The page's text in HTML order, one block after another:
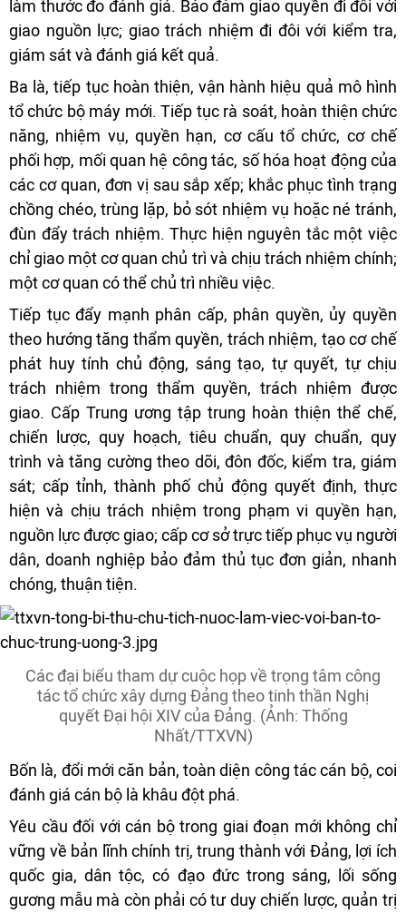
làm thước đo đánh giá. Bảo đảm giao quyền đi đôi với
giao nguồn lực; giao trách nhiệm đi đôi với kiểm tra,
giám sát và đánh giá kết quả.
Ba là, tiếp tục hoàn thiện, vận hành hiệu quả mô hình
tổ chức bộ máy mới. Tiếp tục rà soát, hoàn thiện chức
năng, nhiệm vụ, quyền hạn, cơ cấu tổ chức, cơ chế
phối hợp, mối quan hệ công tác, số hóa hoạt động của
các cơ quan, đơn vị sau sắp xếp; khắc phục tình trạng
chồng chéo, trùng lặp, bỏ sót nhiệm vụ hoặc né tránh,
đùn đẩy trách nhiệm. Thực hiện nguyên tắc một việc
chỉ giao một cơ quan chủ trì và chịu trách nhiệm chính;
một cơ quan có thể chủ trì nhiều việc.
Tiếp tục đẩy mạnh phân cấp, phân quyền, ủy quyền
theo hướng tăng thẩm quyền, trách nhiệm, tạo cơ chế
phát huy tính chủ động, sáng tạo, tự quyết, tự chịu
trách nhiệm trong thẩm quyền, trách nhiệm được
giao. Cấp Trung ương tập trung hoàn thiện thể chế,
chiến lược, quy hoạch, tiêu chuẩn, quy chuẩn, quy
trình và tăng cường theo dõi, đôn đốc, kiểm tra, giám
sát; cấp tỉnh, thành phố chủ động quyết định, thực
hiện và chịu trách nhiệm trong phạm vi quyền hạn,
nguồn lực được giao; cấp cơ sở trực tiếp phục vụ người
dân, doanh nghiệp bảo đảm thủ tục đơn giản, nhanh
chóng, thuận tiện.
Các đại biểu tham dự cuộc họp về trọng tâm công
tác tổ chức xây dựng Đảng theo tinh thần Nghị
quyết Đại hội XIV của Đảng. (Ảnh: Thống
Nhất/TTXVN)
Bốn là, đổi mới căn bản, toàn diện công tác cán bộ, coi
đánh giá cán bộ là khâu đột phá.
Yêu cầu đối với cán bộ trong giai đoạn mới không chỉ
vững về bản lĩnh chính trị, trung thành với Đảng, lợi ích
quốc gia, dân tộc, có đạo đức trong sáng, lối sống
gương mẫu mà còn phải có tư duy chiến lược, quản trị